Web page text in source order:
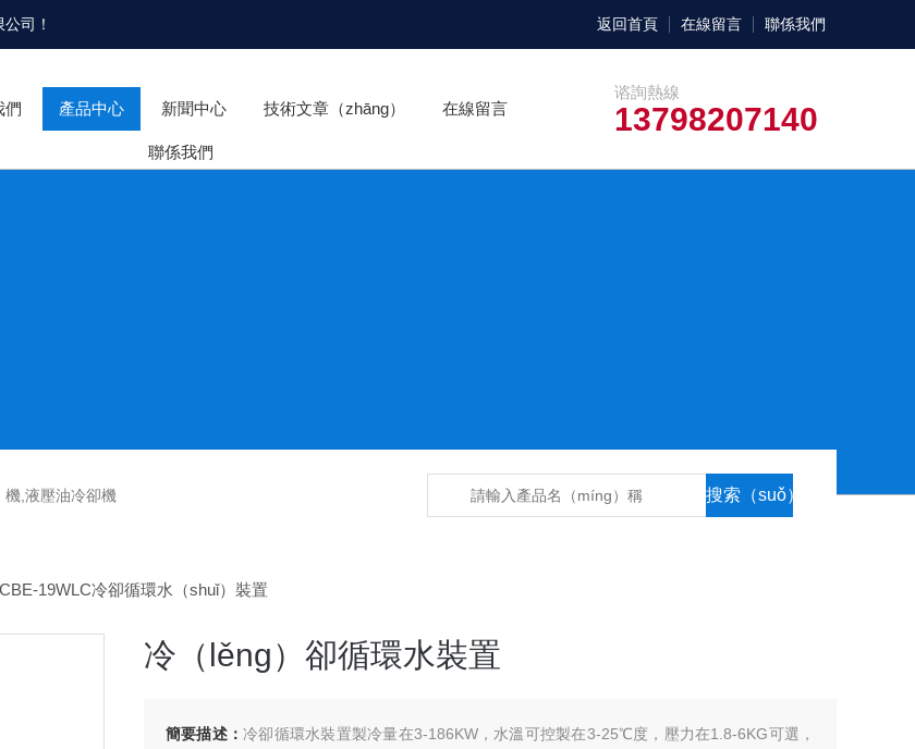
司 ！ 返回首頁 在線留言 聯係我們
谘詢熱線
13798207140
們 產品中心 新聞中心 技術文章（zhāng） 在線留言
聯係我們
,液壓油冷卻機
19WLC冷卻循環水（shuǐ）裝置
冷（lěng）卻循環水裝置
簡要描述：冷卻循環水裝置製冷量在3-186KW，水溫可控製在3-25℃度，壓力在1.8-6KG可選，